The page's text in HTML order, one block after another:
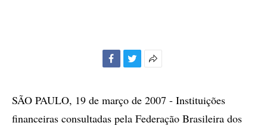
compartilhamento
SÃO PAULO, 19 de março de 2007 - Instituições
financeiras consultadas pela Federação Brasileira dos